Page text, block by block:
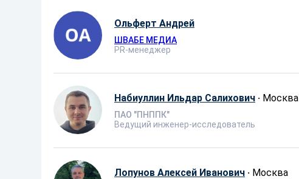
Ольферт Андрей
ШВАБЕ МЕДИА
PR-менеджер
Набиуллин Ильдар Салихович · Москва
ПАО ″ПНППК″
Ведущий инженер-исследователь
Лопунов Алексей Иванович · Москва